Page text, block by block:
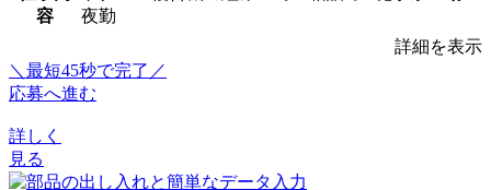
容
夜勤
詳細を表示
＼最短45秒で完了／
応募へ進む
詳しく
見る